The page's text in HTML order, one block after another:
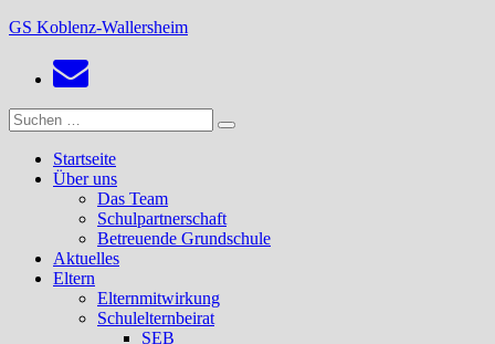
Zum
springen
GS Koblenz-Wallersheim
Suchen
nach:
Suchen
Startseite
Über uns
Das Team
Schulpartnerschaft
Betreuende Grundschule
Aktuelles
Eltern
Elternmitwirkung
Schulelternbeirat
SEB